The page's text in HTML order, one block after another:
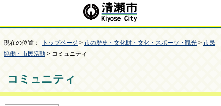
現在の位置： トップページ > 市の歴史・文化財・文化・スポーツ・観光 > 市民
協働・市民活動 > コミュニティ
コミュニティ